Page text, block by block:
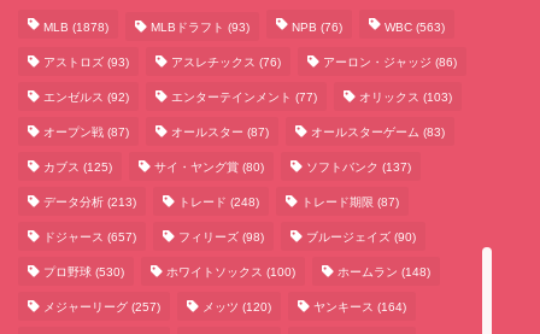
MLB (1878) MLBドラフト (93) NPB (76) WBC (563)
アストロズ (93) アスレチックス (76) アーロン・ジャッジ (86)
エンゼルス (92) エンターテインメント (77) オリックス (103)
オープン戦 (87) オールスター (87) オールスターゲーム (83)
カブス (125) サイ・ヤング賞 (80) ソフトバンク (137)
データ分析 (213) トレード (248) トレード期限 (87)
ドジャース (657) フィリーズ (98) ブルージェイズ (90)
プロ野球 (530) ホワイトソックス (100) ホームラン (148)
メジャーリーグ (257) メッツ (120) ヤンキース (164)
サッカーまとめ